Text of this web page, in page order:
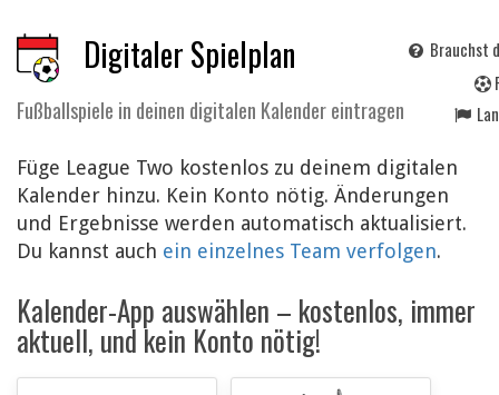
Digitaler Spielplan
Fußballspiele in deinen digitalen Kalender eintragen
Brauchst
Füge League Two kostenlos zu deinem digitalen
Kalender hinzu. Kein Konto nötig. Änderungen
und Ergebnisse werden automatisch aktualisiert.
Du kannst auch ein einzelnes Team verfolgen.
Kalender-App auswählen – kostenlos, immer
aktuell, und kein Konto nötig!